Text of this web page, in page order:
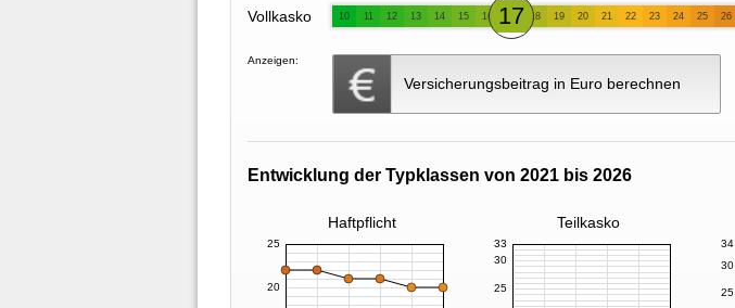
Vollkasko 10 11 12 13 14 15 16 17 18 19 20 21 22 23 24 25 26
Anzeigen:
Versicherungsbeitrag in Euro berechnen
Entwicklung der Typklassen von 2021 bis 2026
Haftpflicht Teilkasko
20
25
25
30
33
25
30
34